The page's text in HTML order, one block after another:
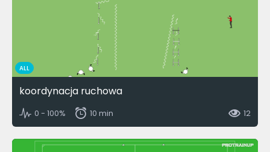
ALL
koordynacja ruchowa
0 - 100% 10 min 12